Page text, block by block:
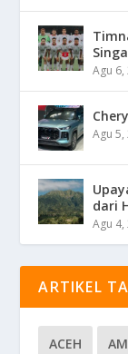
Agu 6,
Agu 5,
dari
Agu 4,
ARTIKEL
ACEH